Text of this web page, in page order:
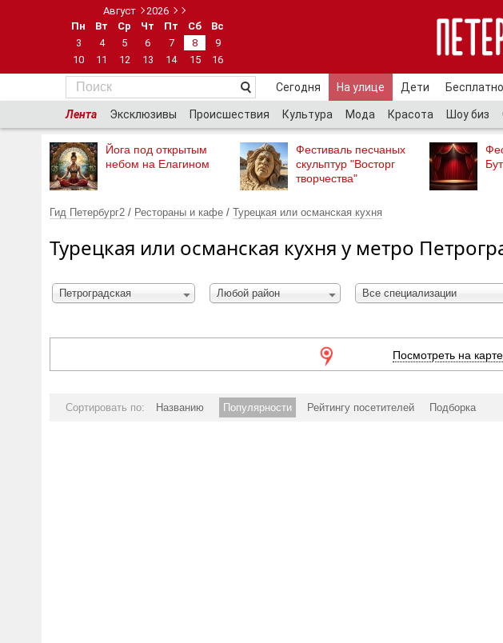
Август
2026
Пн
Вт Ср Чт Пт Сб
Вс
3
4 5 6 7 8
9
10
11 12 13 14 15 16
Сегодня На улице Дети Бесплатно
Лента Эксклюзивы Происшествия Культура Мода Красота Шоу биз
Йога под открытым
небом на Елагином
Фестиваль песчаных
скульптур "Восторг
творчества"
Гид Петербург2 / Рестораны и кафе / Турецкая или османская кухня
Турецкая или османская кухня у метро
Петроградская Любой район Все специализации
Посмотреть на карте
Сортировать по: Названию Популярности Рейтингу посетителей Подборка